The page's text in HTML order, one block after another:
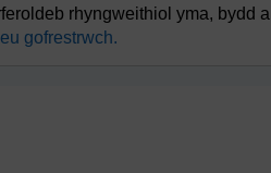
rhyngweithiol yma, bydd
gofrestrwch.